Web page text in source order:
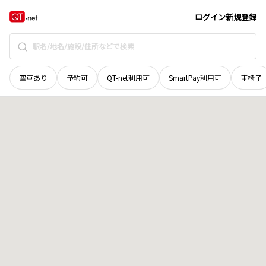
ログイン新規登録
空車あり 予約可 QT-net利用可 SmartPay利用可 車椅子
栃木県